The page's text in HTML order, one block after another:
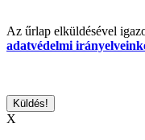
Az űrlap elküldésével
adatvédelmi
X